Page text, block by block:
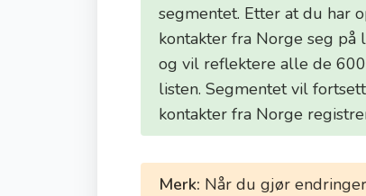
segmentet. Etter at du har
kontakter fra Norge seg
og vil reflektere alle de
listen. Segmentet vil
kontakter fra Norge
Merk: Når du gjør